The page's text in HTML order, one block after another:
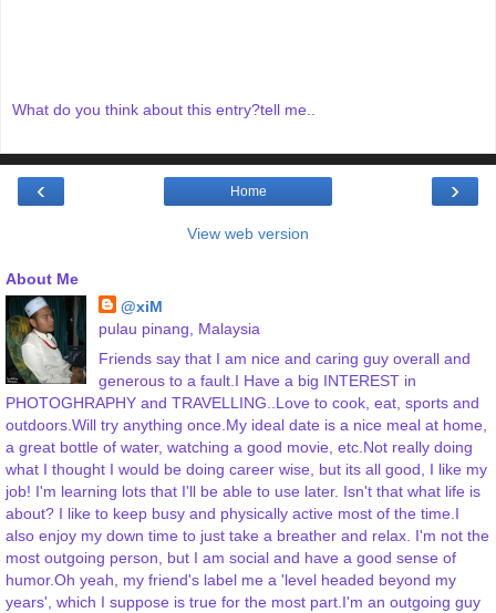
What do you think about this entry?tell me..
‹ ›
Home
View web version
About Me
@xiM
pulau pinang, Malaysia
Friends say that I am nice and caring guy overall and
generous to a fault.I Have a big INTEREST in
PHOTOGHRAPHY and TRAVELLING..Love to cook, eat, sports and
outdoors.Will try anything once.My ideal date is a nice meal at home,
a great bottle of water, watching a good movie, etc.Not really doing
what I thought I would be doing career wise, but its all good, I like my
job! I'm learning lots that I'll be able to use later. Isn't that what life is
about? I like to keep busy and physically active most of the time.I
also enjoy my down time to just take a breather and relax. I'm not the
most outgoing person, but I am social and have a good sense of
humor.Oh yeah, my friend's label me a 'level headed beyond my
years', which I suppose is true for the most part.I'm an outgoing guy